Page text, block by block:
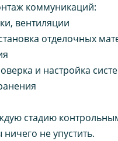
коммуникаций:
вентиляции
отделочных
и настройка
стадию
не упустить.